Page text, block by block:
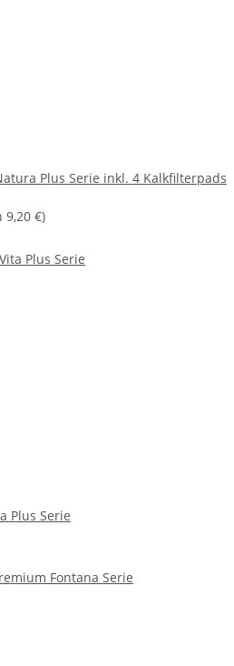
Plus Serie inkl. 4 Kalkfilterpads
9,20 €)
Plus Serie